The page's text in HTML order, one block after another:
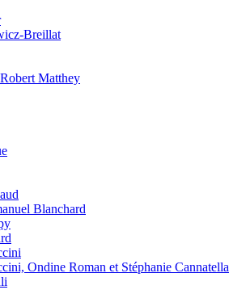
Breillat
Matthey
Blanchard
Ondine Roman et Stéphanie Cannatella